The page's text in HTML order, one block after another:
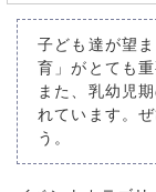
子ども達が望
育」がとても
また、乳幼児
れています。
う。